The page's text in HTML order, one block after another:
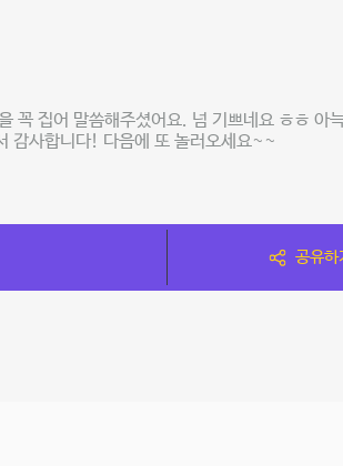
꼭 집어 말씀해주셨어요. 넘 기쁘네요 ㅎㅎ 아
감사합니다! 다음에 또 놀러오세요~~
공유하